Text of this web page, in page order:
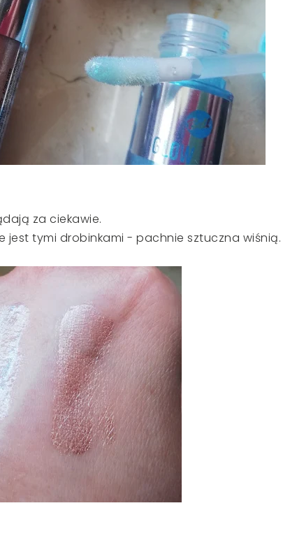
za ciekawie.
jest tymi drobinkami - pachnie sztuczna wiśnią.